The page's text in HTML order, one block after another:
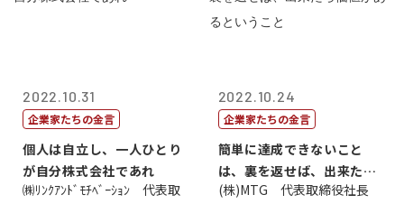
2022.10.31
企業家たちの金言
個人は自立し、一人ひとり
が自分株式会社であれ
㈱ﾘﾝｸｱﾝﾄﾞﾓﾁﾍﾞｰｼｮﾝ 代表取
2022.10.24
企業家たちの金言
簡単に達成できないこと
は、裏を返せば、出来たら
価値があるとい...
(株)MTG 代表取締役社長